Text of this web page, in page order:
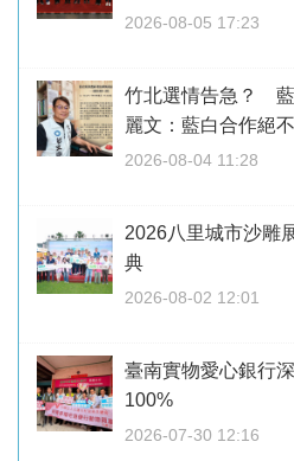
2026-08-05 17:23
竹北選情告急？
麗文：藍白合作絕
2026-08-04 11:28
2026八里城市沙雕
典
2026-08-02 12:01
臺南實物愛心銀行
100%
2026-07-30 12:16